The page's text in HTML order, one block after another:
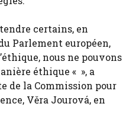
certains, en
Parlement européen,
nous ne pouvons
éthique « », a
de la Commission pour
Věra Jourová, en